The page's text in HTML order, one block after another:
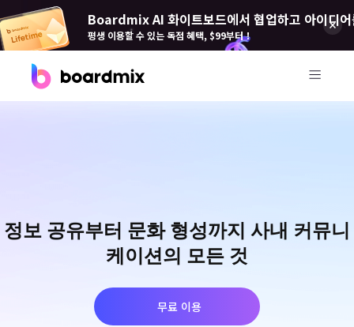
Boardmix AI 화이트보드에서 협업하고 아이디
평생 이용할 수 있는 독점 혜택, $99부터！
Boardmix 개발자 플랫폼
Boardmix AI
Pixso(픽소)
정보 공유부터 문화 형성까지 사내 커뮤니
케이션의 모든 것
무료 이용